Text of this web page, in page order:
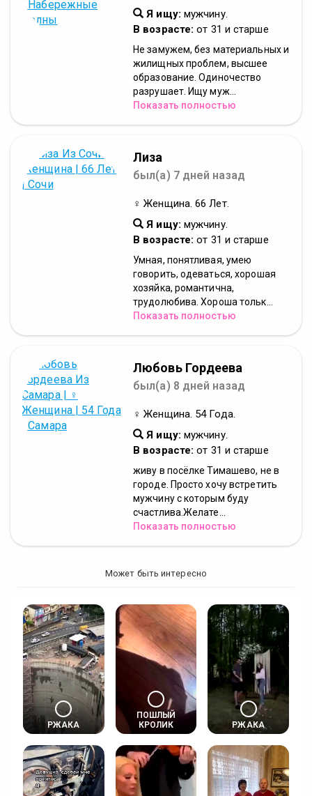
Я ищу: мужчину.
В возрасте: от 31 и старше
Не замужем, без материальных и
жилищных проблем, высшее
образование. Одиночество
разрушает. Ищу муж...
Показать полностью
Лиза
был(а) 7 дней назад
♀ Женщина. 66 Лет.
Я ищу: мужчину.
В возрасте: от 31 и старше
Умная, понятливая, умею
говорить, одеваться, хорошая
хозяйка, романтична,
трудолюбива. Хороша тольк...
Показать полностью
Любовь Гордеева
был(а) 8 дней назад
♀ Женщина. 54 Года.
Я ищу: мужчину.
В возрасте: от 31 и старше
живу в посёлке Тимашево, не в
городе. Просто хочу встретить
мужчину с которым буду
счастлива.Желате...
Показать полностью
Может быть интересно
РЖАКА
ПОШЛЫЙ
КРОЛИК
РЖАКА